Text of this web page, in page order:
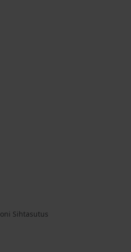
Sihtasutus